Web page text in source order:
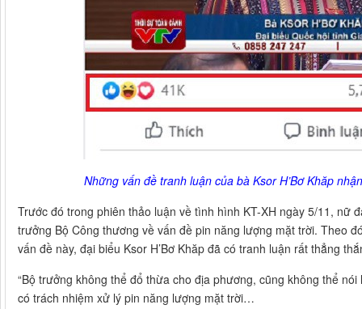
Những vấn đề tranh luận của bà Ksor H’Bơ Khăp
Trước đó trong phiên thảo luận về tình hình KT-XH ngày 5/11, nữ
trưởng Bộ Công thương về vấn đề pin năng lượng mặt trời. Theo
vấn đề này, đại biểu Ksor H’Bơ Khăp đã có tranh luận rất thẳng
“Bộ trưởng không thể đổ thừa cho địa phương, cũng không thể
có trách nhiệm xử lý pin năng lượng mặt trời…